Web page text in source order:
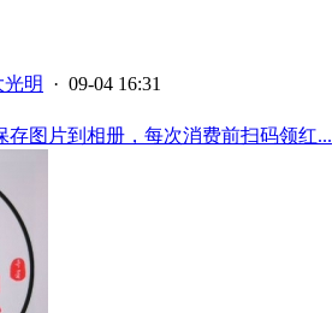
光明
· 09-04 16:31
图片到相册，每次消费前扫码领红...